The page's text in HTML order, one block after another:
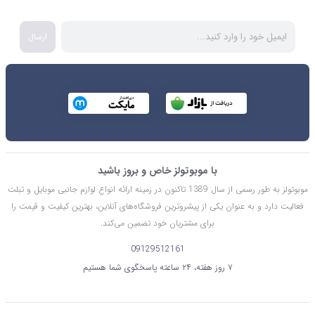
ارسال
با موبوتولز خاص و بروز باشید
موبوتولز به طور رسمی از سال 1389 تاکنون در زمینه ارائه انواع لوازم جانبی موبایل و تبلت
فعالیت دارد و به عنوان یکی از پیشروترین فروشگاه‌های آنلاین، بهترین کیفیت و قیمت را
برای مشتریان خود تضمین می‌کند.
09129512161
۷ روز هفته، ۲۴ ساعته پاسخگوی شما هستیم